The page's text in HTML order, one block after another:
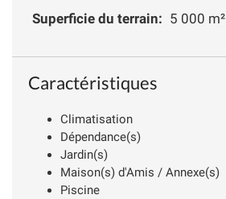
Superficie du terrain: 5 000 m²
Caractéristiques
Climatisation
Dépendance(s)
Jardin(s)
Maison(s) d'Amis / Annexe(s)
Piscine